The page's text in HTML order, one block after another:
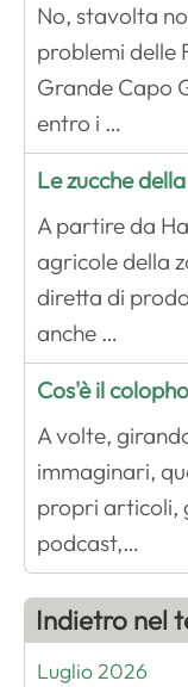
No, stavolta
problemi delle
Grande Capo
entro i …
Le zucche
A partire da
agricole della
diretta di
anche …
Cos'è il
A volte,
immaginari,
propri articoli,
podcast,…
Indietro nel
Luglio 2026